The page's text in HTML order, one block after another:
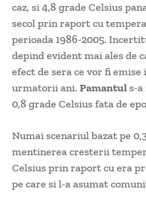
caz, si 4,8 grade Celsius
secol prin raport cu
perioada 1986-2005.
depind evident mai ales de
efect de sera ce vor fi
urmatorii ani. Pamantuls-
0,8 grade Celsius fata de
Numai scenariul bazat pe
mentinerea cresterii
Celsius prin raport cu era
pe care si l-a asumat